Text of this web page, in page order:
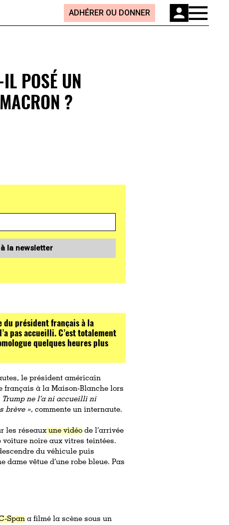
ADHÉRER OU DONNER
POSÉ UN
?
la newsletter
du président français à la
pas accueilli. C’est totalement
quelques heures plus
le président américain
français à la Maison-Blanche lors
Trump ne l’a ni accueilli ni
brève », commente un internaute.
les réseaux une vidéo de l’arrivée
voiture noire aux vitres teintées.
du véhicule puis
dame vêtue d’une robe bleue. Pas
Span a filmé la scène sous un